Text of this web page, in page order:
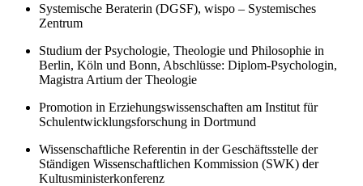
Systemische Beraterin (DGSF), wispo – Systemisches
Zentrum
Studium der Psychologie, Theologie und Philosophie in
Berlin, Köln und Bonn, Abschlüsse: Diplom-Psychologin,
Magistra Artium der Theologie
Promotion in Erziehungswissenschaften am Institut für
Schulentwicklungsforschung in Dortmund
Wissenschaftliche Referentin in der Geschäftsstelle der
Ständigen Wissenschaftlichen Kommission (SWK) der
Kultusministerkonferenz